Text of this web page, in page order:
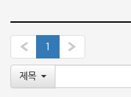
« 1 »
제목